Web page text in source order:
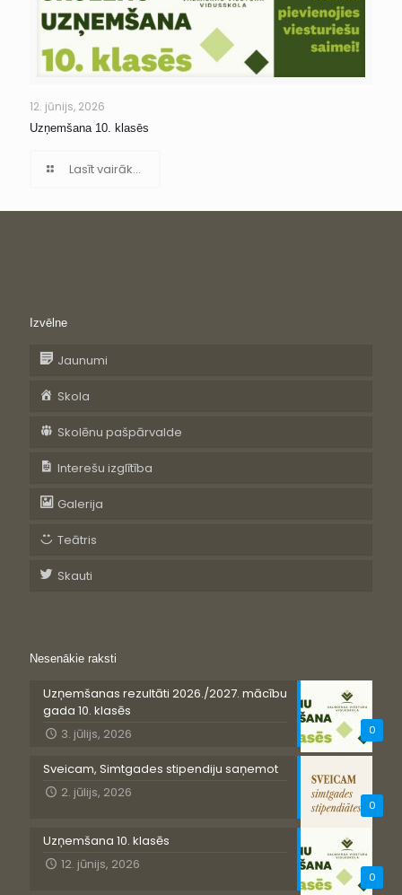
12. jūnijs, 2026
Uzņemšana 10. klasēs
Lasīt vairāk...
Izvēlne
Jaunumi
Skola
Skolēnu pašpārvalde
Interešu izglītība
Galerija
Teātris
Skauti
Nesenākie raksti
0
Uzņemšanas rezultāti 2026./2027. mācību
gada 10. klasēs
3. jūlijs, 2026
0
Sveicam, Simtgades stipendiju saņemot
2. jūlijs, 2026
0
Uzņemšana 10. klasēs
12. jūnijs, 2026